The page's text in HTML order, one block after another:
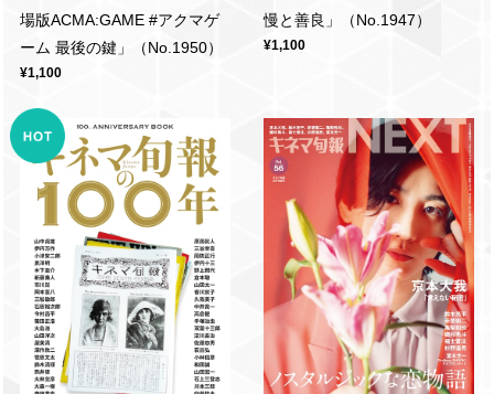
場版ACMA:GAME #アクマゲ
ーム 最後の鍵」（No.1950）
¥1,100
慢と善良」（No.1947）
¥1,100